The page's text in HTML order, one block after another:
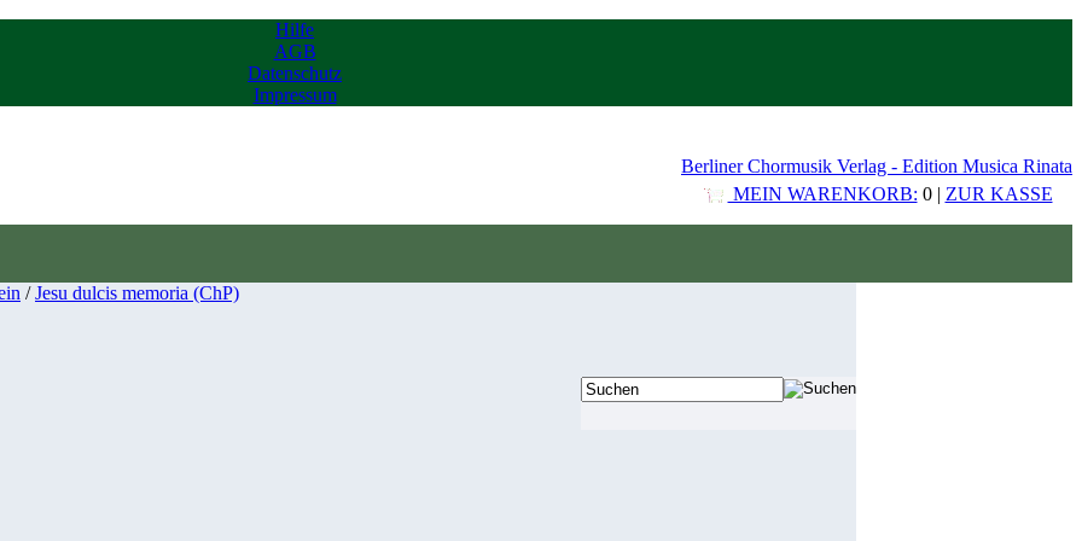
Hilfe
AGB
Datenschutz
Impressum
Berliner Chormusik Verlag - Edition Musica Rinata
MEIN WARENKORB: 0 | ZUR KASSE
/Jesu dulcis memoria (ChP)